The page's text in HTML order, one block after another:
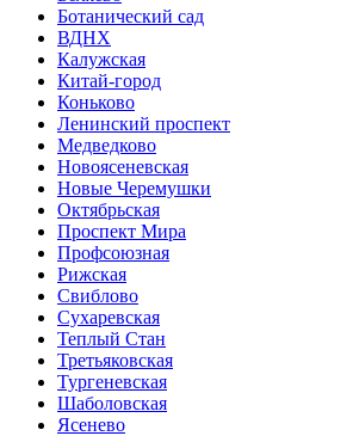
Ботанический сад
ВДНХ
Калужская
Китай-город
Коньково
Ленинский проспект
Медведково
Новоясе­невская
Новые Черемушки
Октябрьская
Проспект Мира
Профсоюзная
Рижская
Свиблово
Сухаревская
Теплый Стан
Третьяковская
Тургеневская
Шаболовская
Ясенево